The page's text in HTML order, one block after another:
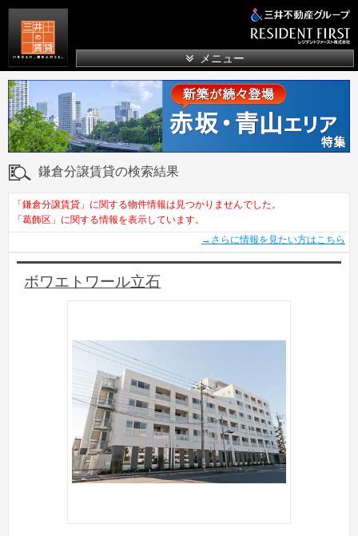
メニュー
鎌倉分譲賃貸の検索結果
「鎌倉分譲賃貸」に関する物件情報は見つかりませんでした。
「葛飾区」に関する情報を表示しています。
→さらに情報を見たい方はこちら
ボワエトワール立石